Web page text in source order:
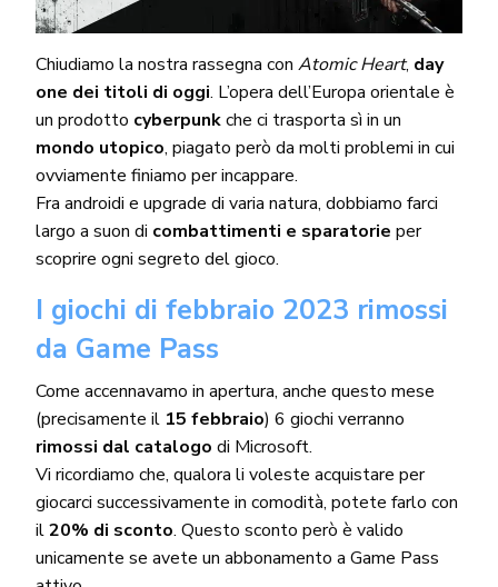
Chiudiamo la nostra rassegna conAtomic Heart, day
one dei titoli di oggi. L’opera dell’Europa orientale è
un prodotto cyberpunkche ci trasporta sì in un
mondo utopico, piagato però da molti problemi in cui
ovviamente finiamo per incappare.
Fra androidi e upgrade di varia natura, dobbiamo farci
largo a suon di combattimenti e sparatorie per
scoprire ogni segreto del gioco.
I giochi di febbraio 2023 rimossi
da Game Pass
Come accennavamo in apertura, anche questo mese
(precisamente il 15 febbraio) 6 giochi verranno
rimossi dal catalogodi Microsoft.
Vi ricordiamo che, qualora li voleste acquistare per
giocarci successivamente in comodità, potete farlo con
il20% di sconto. Questo sconto però è valido
unicamente se avete un abbonamento a Game Pass